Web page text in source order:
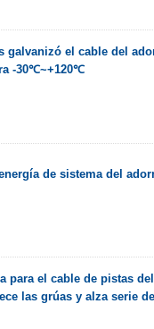
galvanizó el cable del
-30℃~+120℃
de sistema del
para el cable de pistas
las grúas y alza serie